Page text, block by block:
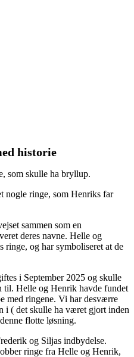
historie
som skulle ha bryllup.
nogle ringe, som Henriks far
sammen som en
deres navne. Helle og
ringe, og har symboliseret at de
i September 2025 og skulle
til. Helle og Henrik havde fundet
med ringene. Vi har desværre
i ( det skulle ha været gjort inden
flotte løsning.
og Siljas indbydelse.
ringe fra Helle og Henrik,